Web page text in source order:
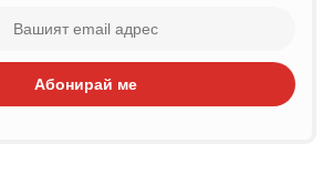
Абонирай ме